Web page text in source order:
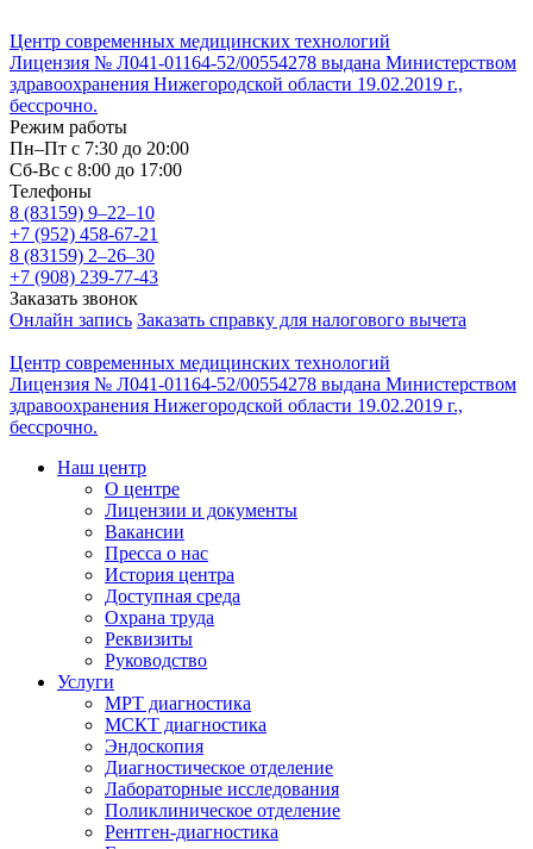
Центр современных медицинских технологий
Лицензия № Л041-01164-52/00554278 выдана Министерством
здравоохранения Нижегородской области 19.02.2019 г.,
бессрочно.
Режим работы
Пн–Пт с 7:30 до 20:00
Cб-Вс с 8:00 до 17:00
Телефоны
8 (83159) 9–22–10
+7 (952) 458-67-21
8 (83159) 2–26–30
+7 (908) 239-77-43
Заказать звонок
Онлайн запись Заказать справку для налогового вычета
Центр современных медицинских технологий
Лицензия № Л041-01164-52/00554278 выдана Министерством
здравоохранения Нижегородской области 19.02.2019 г.,
бессрочно.
Наш центр
О центре
Лицензии и документы
Вакансии
Пресса о нас
История центра
Доступная среда
Охрана труда
Реквизиты
Руководство
Услуги
МРТ диагностика
МСКТ диагностика
Эндоскопия
Диагностическое отделение
Лабораторные исследования
Поликлиническое отделение
Рентген-диагностика